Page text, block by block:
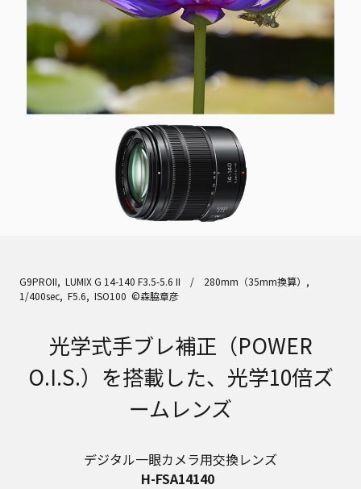
G9PROII, LUMIX G 14-140 F3.5-5.6 II / 280mm（35mm換算）,
1/400sec, F5.6, ISO100 ©森脇章彦
光学式手ブレ補正（POWER
O.I.S.）を搭載した、光学10倍ズ
ームレンズ
デジタル一眼カメラ用交換レンズ
H-FSA14140